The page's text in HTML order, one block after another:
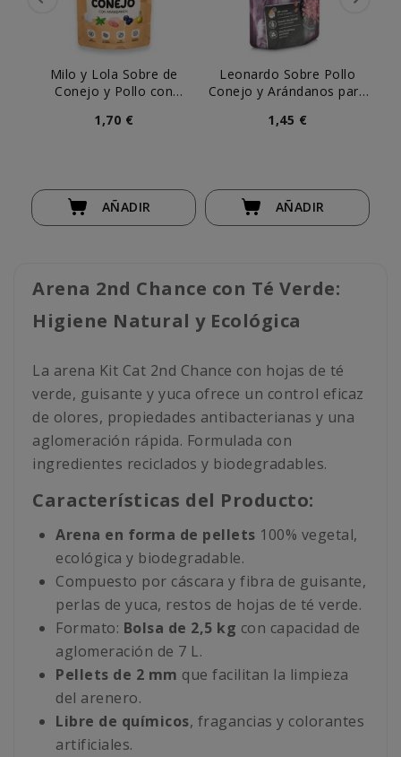
Milo y Lola Sobre de
Conejo y Pollo con
1,70 €
AÑADIR
Leonardo Sobre Pollo
Conejo y Arándanos para
1,45 €
AÑADIR
Arena 2nd Chance con Té Verde:
Higiene Natural y Ecológica
La arena Kit Cat 2nd Chance con hojas de té
verde, guisante y yuca ofrece un control eficaz
de olores, propiedades antibacterianas y una
aglomeración rápida. Formulada con
ingredientes reciclados y biodegradables.
Características del Producto:
Arena en forma de pellets 100% vegetal,
ecológica y biodegradable.
Compuesto por cáscara y fibra de guisante,
perlas de yuca, restos de hojas de té verde.
Formato: Bolsa de 2,5 kg con capacidad de
aglomeración de 7 L.
Pellets de 2 mm que facilitan la limpieza
del arenero.
Libre de químicos, fragancias y colorantes
artificiales.